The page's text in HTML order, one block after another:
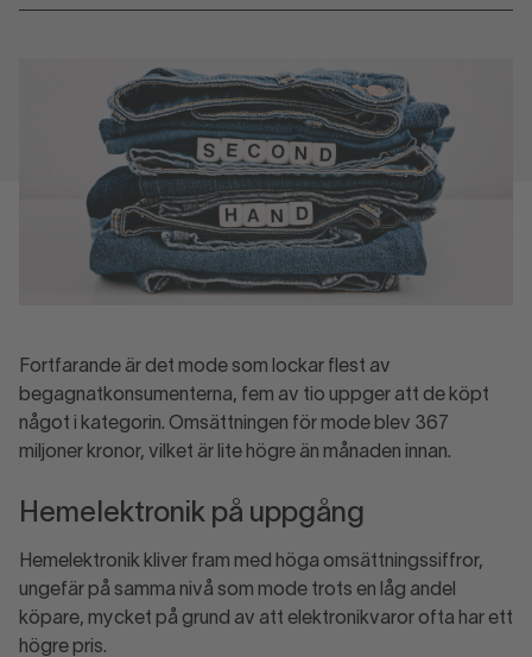
Fortfarande är det mode som lockar flest av
begagnatkonsumenterna, fem av tio uppger att de köpt
något i kategorin. Omsättningen för mode blev 367
miljoner kronor, vilket är lite högre än månaden innan.
Hemelektronik på uppgång
Hemelektronik kliver fram med höga omsättningssiffror,
ungefär på samma nivå som mode trots en låg andel
köpare, mycket på grund av att elektronikvaror ofta har ett
högre pris.